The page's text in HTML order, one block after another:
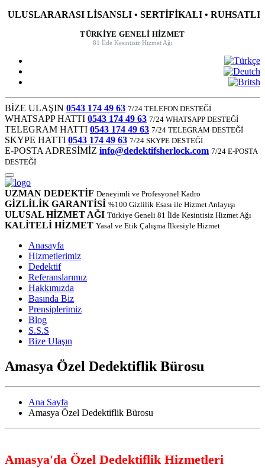
ULUSLARARASI LİSANSLI • SERTİFİKALI • RUHSATLI
TÜRKİYE GENELİ HİZMET
81 İlde Kesintisiz Hizmet Ağı
BİZE ULAŞIN 0543 174 49 63 7/24 TELEFON DESTEĞİ
WHATSAPP HATTI 0543 174 49 63 7/24 WHATSAPP DESTEĞİ
TELEGRAM HATTI 0543 174 49 63 7/24 TELEGRAM DESTEĞİ
SKYPE HATTI 0543 174 49 63 7/24 SKYPE DESTEĞİ
E-POSTA ADRESİMİZ info@dedektifsherlock.com 7/24 E-POSTA
DESTEĞİ
UZMAN DEDEKTİF Deneyimli ve Profesyonel Kadro
GİZLİLİK GARANTİSİ %100 Gizlilik Esası ile Hizmet Anlayışı
ULUSAL HİZMET AĞI Türkiye Geneli 81 İlde Kesintisiz Hizmet Ağı
KALİTELİ HİZMET Yasal ve Etik Çalışma İlkesiyle Hizmet
Anasayfa
Hizmetlerimiz
Dedektif
Referanslarımız
Hakkımızda
Basında Biz
Prensiplerimiz
Blog
S.S.S
Bize Ulaşın
Amasya Özel Dedektiflik Bürosu
Ana Sayfa
Amasya Özel Dedektiflik Bürosu
Amasya'da Özel Dedektiflik Hizmetleri